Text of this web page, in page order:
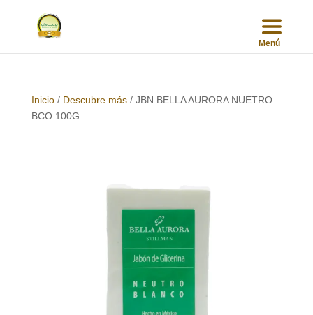
Inicio/ Descubre más/ JBN BELLA AURORA NUETRO
BCO 100G